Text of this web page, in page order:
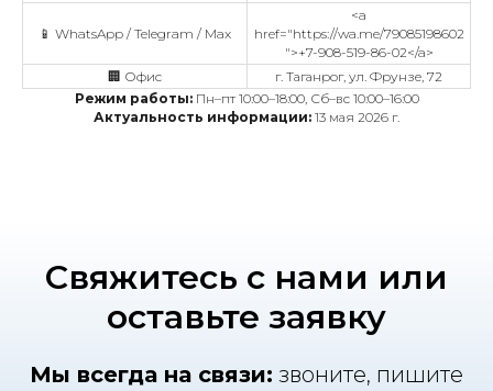
📱 WhatsApp / Telegram / Max
<a
href="https://wa.me/79085198602
">+7-908-519-86-02</a>
🏢 Офис
г. Таганрог, ул. Фрунзе, 72
Режим работы:Пн–пт 10:00–18:00, Сб–вс 10:00–16:00
Актуальность информации: 13 мая 2026 г.
Свяжитесь с нами или
оставьте заявку
Мы всегда на связи: звоните, пишите